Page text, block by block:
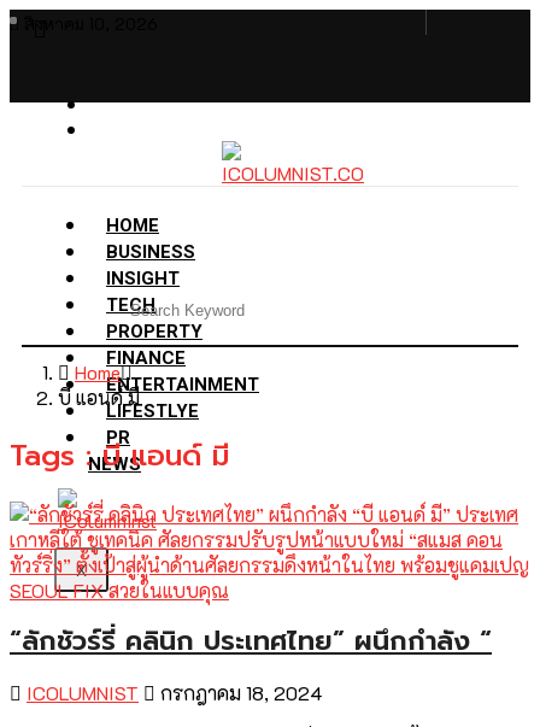
HOME
BUSINESS
INSIGHT
TECH
PROPERTY
FINANCE
ENTERTAINMENT
LIFESTLYE
PR
NEWS
X
Home
บี แอนด์ มี
Tags : บี แอนด์ มี
“ลักชัวร์รี่ คลินิก ประเทศไทย” ผนึกกำลัง “
ICOLUMNIST
กรกฎาคม 18, 2024